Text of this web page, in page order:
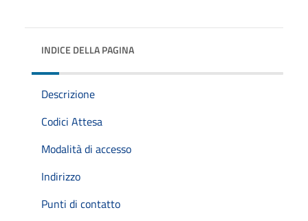
INDICE DELLA PAGINA
Descrizione
Codici Attesa
Modalità di accesso
Indirizzo
Punti di contatto